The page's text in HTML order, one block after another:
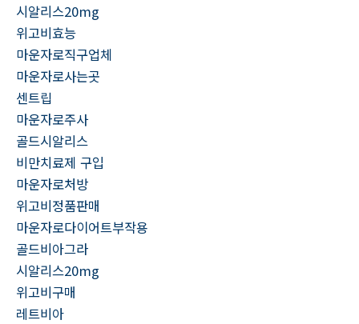
시알리스20mg
위고비효능
마운자로직구업체
마운자로사는곳
센트립
마운자로주사
골드시알리스
비만치료제 구입
마운자로처방
위고비정품판매
마운자로다이어트부작용
골드비아그라
시알리스20mg
위고비구매
레트비아